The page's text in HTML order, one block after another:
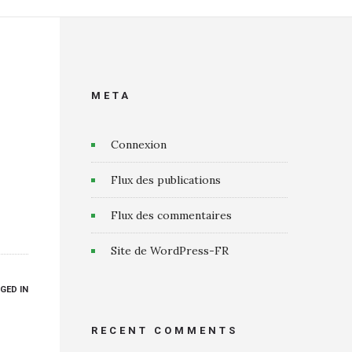
IN
META
Connexion
Flux des publications
Flux des commentaires
Site de WordPress-FR
RECENT COMMENTS